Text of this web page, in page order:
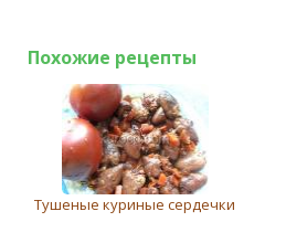
Похожие рецепты
Тушеные куриные сердечки